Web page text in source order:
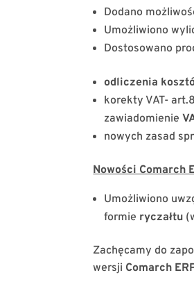
Dodano
Umożliwiono
Dostosowano
odliczenia
korekty VAT-
zawiadomienie
nowych zasad
Nowości Comarch
Umożliwiono
formie ryczałtu
Zachęcamy do
wersji Comarch